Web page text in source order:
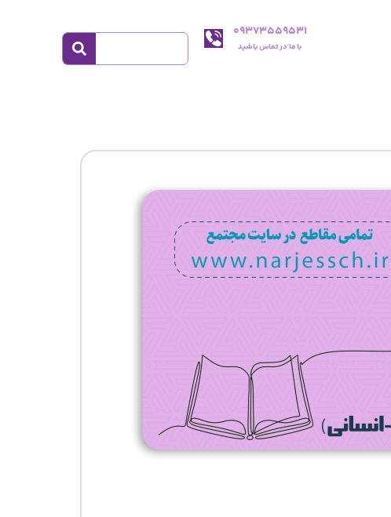
09373559531
با ما در تماس باشید